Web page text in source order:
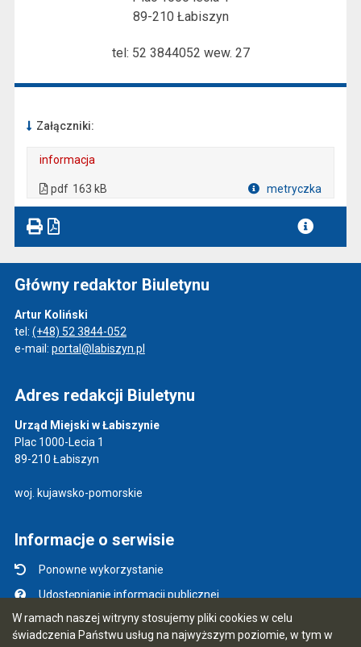
W ramach naszej witryny stosujemy pliki cookies w celu
świadczenia Państwu usług na najwyższym poziomie, w tym w
89-210 Łabiszyn
tel: 52 3844052 wew. 27
Załączniki:
informacja
pdf 163 kB metryczka
Główny redaktor Biuletynu
Artur Koliński
tel: (+48) 52 3844-052
e-mail: portal@labiszyn.pl
Adres redakcji Biuletynu
Urząd Miejski w Łabiszynie
Plac 1000-Lecia 1
89-210 Łabiszyn
woj. kujawsko-pomorskie
Informacje o serwisie
Ponowne wykorzystanie
Udostępnianie informacji publicznej
Mapa serwisu